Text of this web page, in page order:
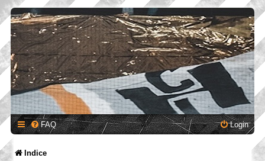
FAQ Login
Indice